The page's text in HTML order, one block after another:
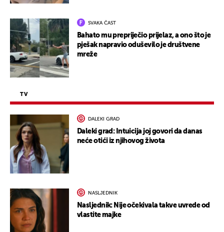
SVAKA ČAST
Bahato mu prepriječio prijelaz, a ono što je
pješak napravio oduševilo je društvene
mreže
TV
DALEKI GRAD
Daleki grad: Intuicija joj govori da danas
neće otići iz njihovog života
NASLJEDNIK
Nasljednik: Nije očekivala takve uvrede od
vlastite majke